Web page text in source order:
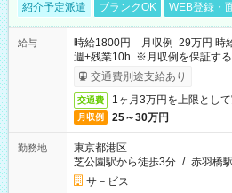
紹介予定派遣 ブランクOK WEB登録・
給与
時給1800円 月収例 29万円 時
週+残業10h ※月収例を保証する
交通費別途支給あり
交通費 1ヶ月3万円を上限とし
月収例 25～30万円
勤務地
東京都港区
芝公園駅から徒歩3分 / 赤羽橋
サ－ビス